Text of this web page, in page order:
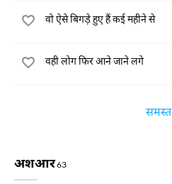
वो ऐसे बिगड़े हुए हैं कई महीने से
वही लोग फिर आने जाने लगे
समस्त
अशआर63